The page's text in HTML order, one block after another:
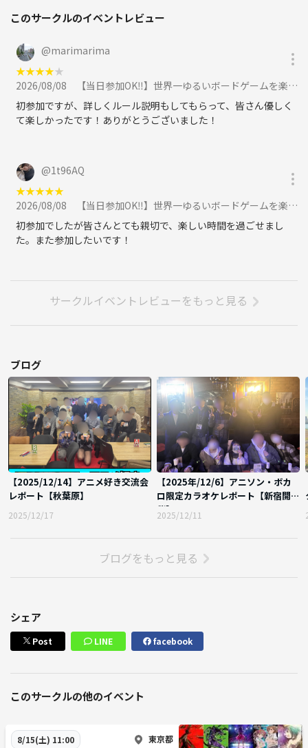
このサークルのイベントレビュー
@marimarima
★★★★★
2026/08/08
【当日参加OK‼️】世界一ゆるいボードゲームを楽しもう🎲夜の部【🔰初心者大歓迎】【ルール説明あり⭐️】【友達作り！】に参加
初参加ですが、詳しくルール説明もしてもらって、皆さん優しく
て楽しかったです！ありがとうございました！
@1t96AQ
★★★★★
2026/08/08
【当日参加OK‼️】世界一ゆるいボードゲームを楽しもう🎲お昼の部【🔰初心者大歓迎】【友達作り！】に参加
初参加でしたが皆さんとても親切で、楽しい時間を過ごせまし
た。また参加したいです！
サークルイベントレビューをもっと見る
ブログ
【2025/12/14】アニメ好き交流会
レポート【秋葉原】
2025/12/17
【2025年/12/6】アニソン・ボカ
ロ限定カラオケレポート【新宿開
催】
2025/12/11
ブログをもっと見る
シェア
Post LINE facebook
このサークルの他のイベント
8/15(土) 11:00 東京都